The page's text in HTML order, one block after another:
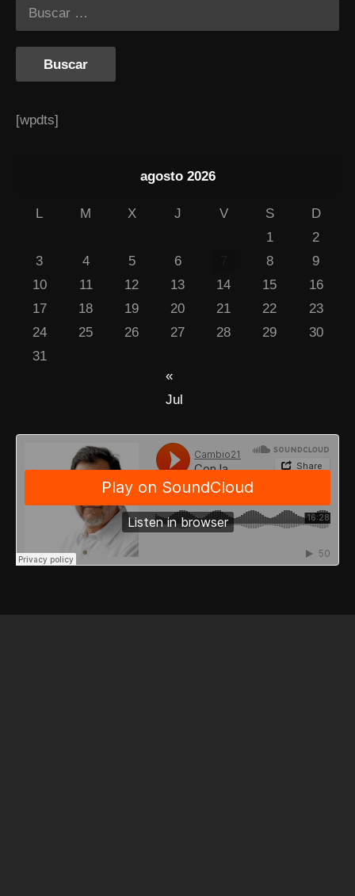
[wpdts]
agosto 2026
L M X J V S
D
1
2
3
4 5 6 8
9
10
11 12 13 14 15
16
17
18 19 20 21 22
23
24
25 26 27 28 29
30
31
«
Jul